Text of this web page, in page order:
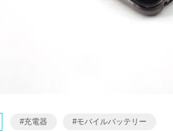
充電器 モバイルバッテリー